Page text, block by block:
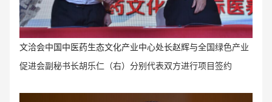
文洽会中国中医药生态文化产业中心处长赵辉与全国绿色产业
促进会副秘书长胡乐仁（右）分别代表双方进行项目签约